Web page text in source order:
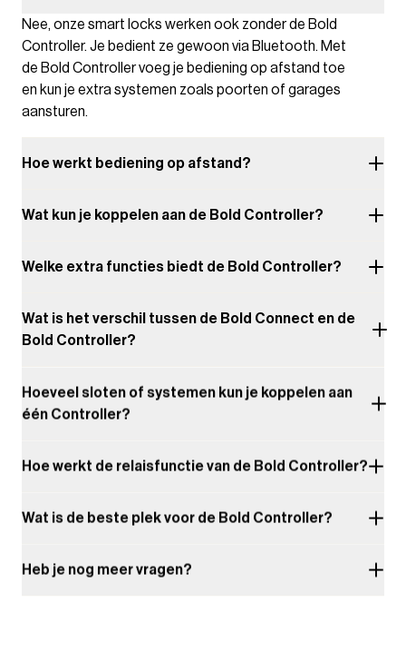
Nee, onze smart locks werken ook zonder de Bold
Controller. Je bedient ze gewoon via Bluetooth. Met
de Bold Controller voeg je bediening op afstand toe
en kun je extra systemen zoals poorten of garages
aansturen.
Hoe werkt bediening op afstand?
Wat kun je koppelen aan de Bold Controller?
Welke extra functies biedt de Bold Controller?
Wat is het verschil tussen de Bold Connect en de
Bold Controller?
Hoeveel sloten of systemen kun je koppelen aan
één Controller?
Hoe werkt de relaisfunctie van de Bold Controller?
Wat is de beste plek voor de Bold Controller?
Heb je nog meer vragen?